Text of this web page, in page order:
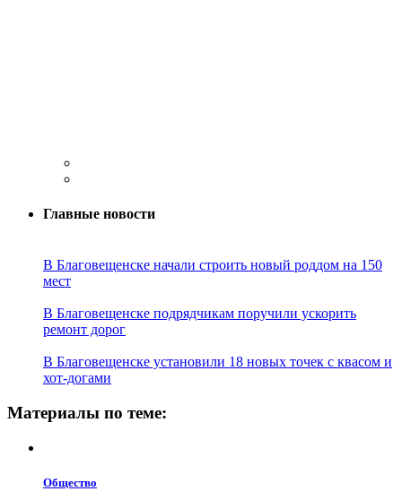
Главные новости
В Благовещенске начали строить новый роддом на 150
мест
В Благовещенске подрядчикам поручили ускорить
ремонт дорог
В Благовещенске установили 18 новых точек с квасом и
хот-догами
Материалы по теме:
Общество